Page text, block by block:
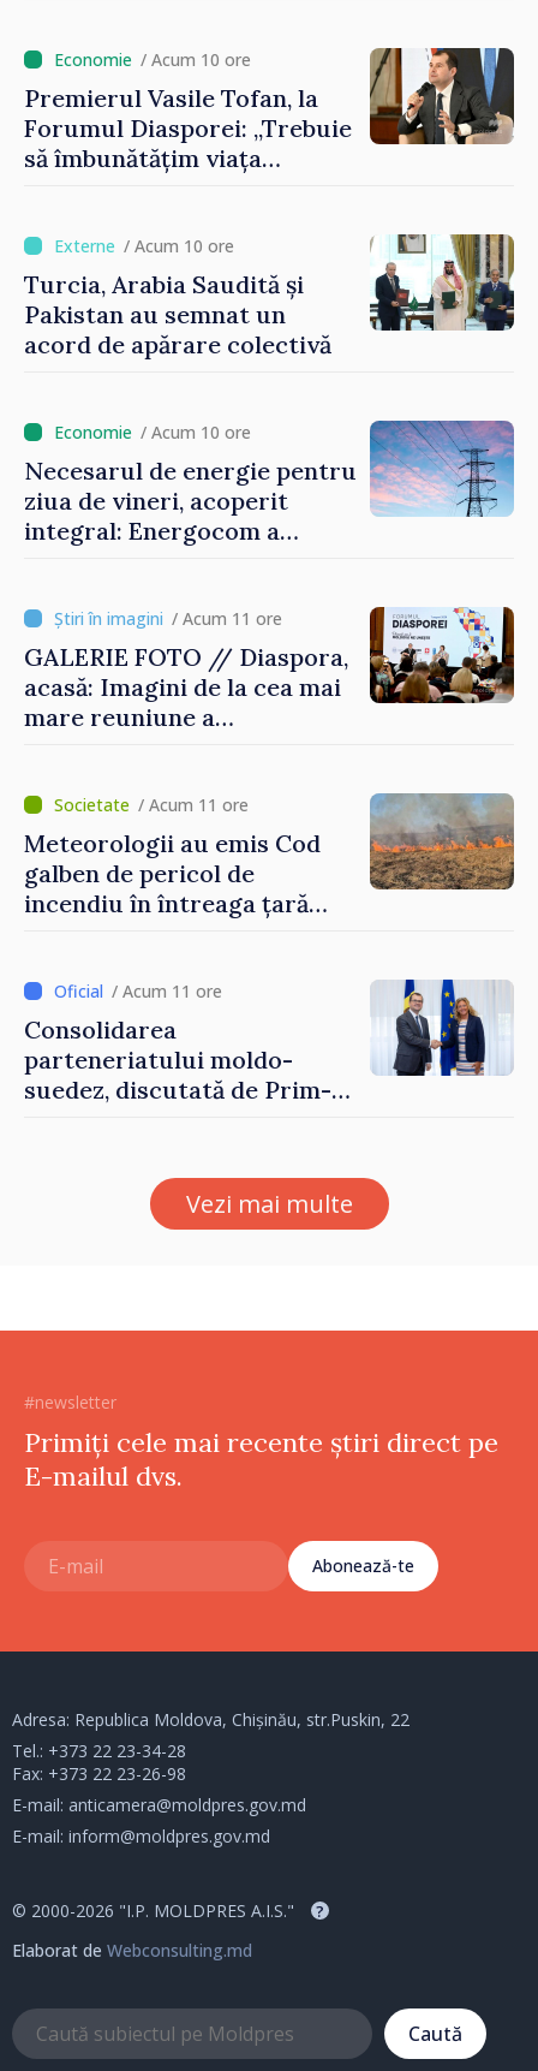
imaginii Republicii Moldova”
/ Acum 10 ore
Premierul Vasile Tofan, la
Forumul Diasporei: „Trebuie
să îmbunătățim viața
/ Acum 10 ore
Turcia, Arabia Saudită și
Pakistan au semnat un
acord de apărare colectivă
/ Acum 10 ore
Necesarul de energie pentru
ziua de vineri, acoperit
integral: Energocom a
/ Acum 11 ore
GALERIE FOTO // Diaspora,
acasă: Imagini de la cea mai
mare reuniune a
/ Acum 11 ore
Meteorologii au emis Cod
galben de pericol de
incendiu în întreaga țară
/ Acum 11 ore
Consolidarea
parteneriatului moldo-
suedez, discutată de Prim-
Petra Lärke
Vezi mai multe
#newsletter
Primiți cele mai recente știri direct pe
E-mailul dvs.
Abonează-te
Adresa: Republica Moldova, Chișinău, str.Puskin, 22
Tel.: +373 22 23-34-28
Fax: +373 22 23-26-98
E-mail: anticamera@moldpres.gov.md
E-mail: inform@moldpres.gov.md
© 2000-2026 "I.P. MOLDPRES A.I.S." ?
Elaborat de Webconsulting.md
Caută